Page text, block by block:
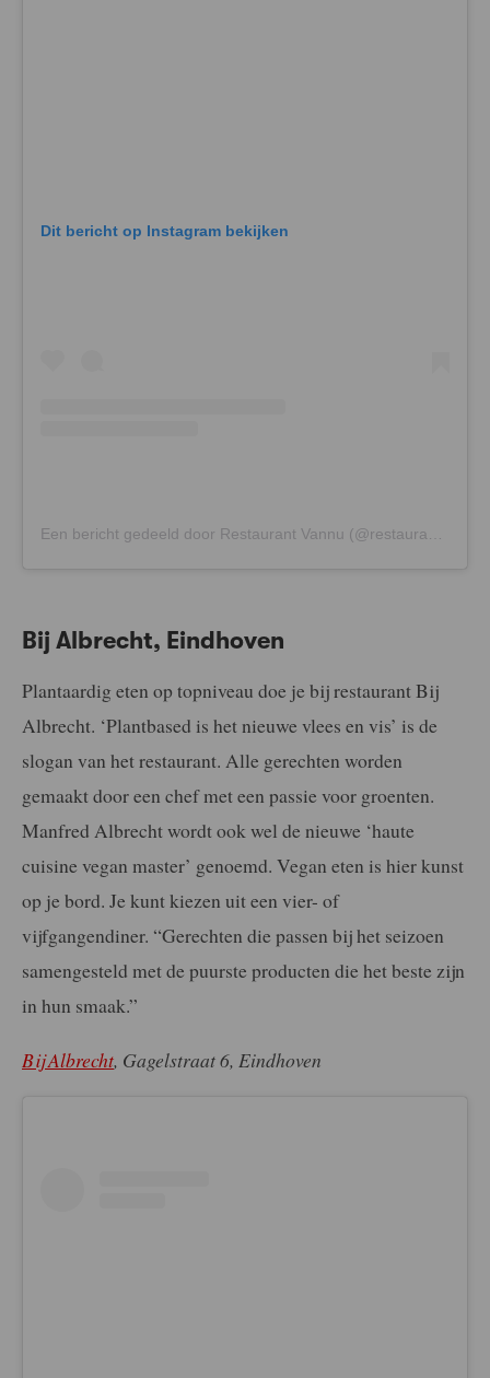
Dit bericht op Instagram bekijken
Bij Albrecht, Eindhoven
Plantaardig eten op topniveau doe je bij restaurant Bij
Albrecht. ‘Plantbased is het nieuwe vlees en vis’ is de
slogan van het restaurant. Alle gerechten worden
gemaakt door een chef met een passie voor groenten.
Manfred Albrecht wordt ook wel de nieuwe ‘haute
cuisine vegan master’ genoemd. Vegan eten is hier kunst
op je bord. Je kunt kiezen uit een vier- of
vijfgangendiner. “Gerechten die passen bij het seizoen
samengesteld met de puurste producten die het beste zijn
in hun smaak.”
Bij Albrecht, Gagelstraat 6, Eindhoven